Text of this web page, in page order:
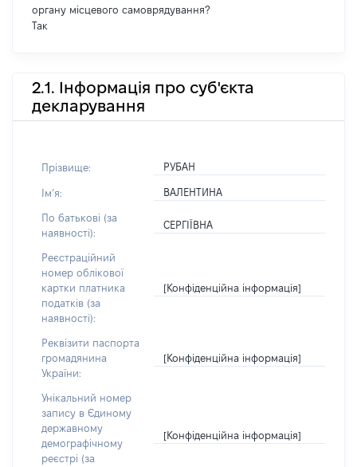
органу місцевого самоврядування?
Так
2.1. Інформація про суб'єкта
декларування
Прізвище: РУБАН
Імʼя: ВАЛЕНТИНА
По батькові (за
наявності):
СЕРГІЇВНА
Реєстраційний
номер облікової
картки платника
податків (за
наявності):
[Конфіденційна інформація]
Реквізити паспорта
громадянина
України:
[Конфіденційна інформація]
Унікальний номер
запису в Єдиному
державному
демографічному
реєстрі (за
[Конфіденційна інформація]